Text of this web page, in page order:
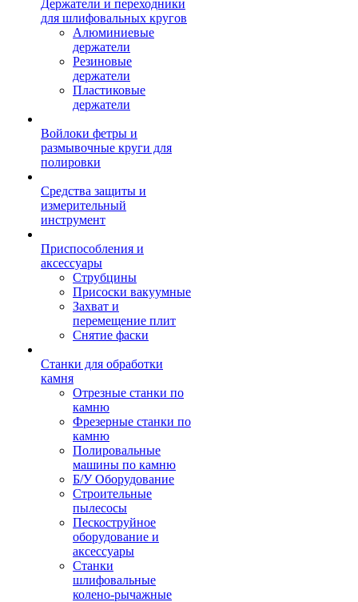
Держатели и переходники
для шлифовальных кругов
Алюминиевые
держатели
Резиновые
держатели
Пластиковые
держатели
Войлоки фетры и
размывочные круги для
полировки
Средства защиты и
измерительный
инструмент
Приспособления и
аксессуары
Струбцины
Присоски вакуумные
Захват и
перемещение плит
Снятие фаски
Станки для обработки
камня
Отрезные станки по
камню
Фрезерные станки по
камню
Полировальные
машины по камню
Б/У Оборудование
Строительные
пылесосы
Пескоструйное
оборудование и
аксессуары
Станки
шлифовальные
колено-рычажные